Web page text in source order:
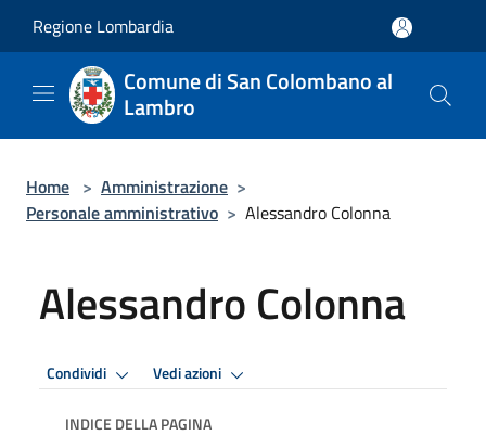
Regione Lombardia
Comune di San Colombano al
Lambro
Home > Amministrazione >
Personale amministrativo > Alessandro Colonna
Alessandro Colonna
Condividi Vedi azioni
INDICE DELLA PAGINA